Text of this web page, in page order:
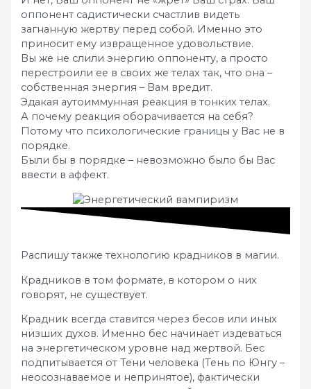
оппонент садистически счастлив видеть
загнанную жертву перед собой. Именно это
приносит ему извращенное удовольствие.
Вы же не слили энергию оппоненту, а просто
перестроили ее в своих же телах так, что она –
собственная энергия – Вам вредит.
Эдакая аутоиммунная реакция в тонких телах.
А почему реакция оборачивается на себя?
Потому что психологические границы у Вас не в
порядке.
Были бы в порядке – невозможно было бы Вас
ввести в аффект.
Распишу также технологию крадников в магии.
Крадников в том формате, в котором о них
говорят, не существует.
Крадник всегда ставится через бесов или иных
низших духов. Именно бес начинает издеваться
на энергетическом уровне над жертвой. Бес
подпитывается от Тени человека (Тень по Юнгу –
неосознаваемое и непринятое), фактически